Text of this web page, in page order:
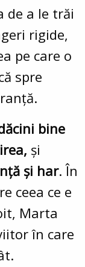
de a le trăi
rigide,
pe care o
spre
bine
și
și har. În
ceea ce e
Marta
în care